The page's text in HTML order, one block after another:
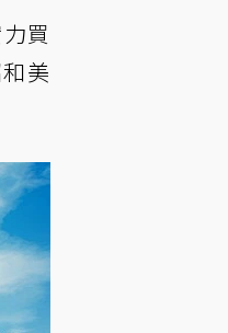
買
美